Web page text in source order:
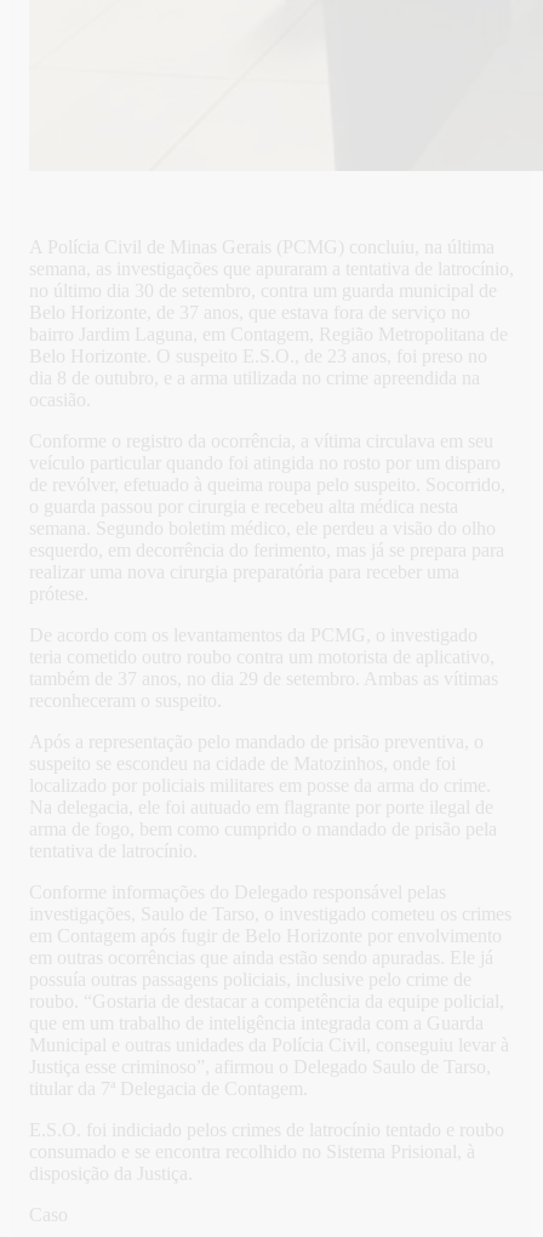
A Polícia Civil de Minas Gerais (PCMG) concluiu, na última
semana, as investigações que apuraram a tentativa de latrocínio,
no último dia 30 de setembro, contra um guarda municipal de
Belo Horizonte, de 37 anos, que estava fora de serviço no
bairro Jardim Laguna, em Contagem, Região Metropolitana de
Belo Horizonte. O suspeito E.S.O., de 23 anos, foi preso no
dia 8 de outubro, e a arma utilizada no crime apreendida na
ocasião.
Conforme o registro da ocorrência, a vítima circulava em seu
veículo particular quando foi atingida no rosto por um disparo
de revólver, efetuado à queima roupa pelo suspeito. Socorrido,
o guarda passou por cirurgia e recebeu alta médica nesta
semana. Segundo boletim médico, ele perdeu a visão do olho
esquerdo, em decorrência do ferimento, mas já se prepara para
realizar uma nova cirurgia preparatória para receber uma
prótese.
De acordo com os levantamentos da PCMG, o investigado
teria cometido outro roubo contra um motorista de aplicativo,
também de 37 anos, no dia 29 de setembro. Ambas as vítimas
reconheceram o suspeito.
Após a representação pelo mandado de prisão preventiva, o
suspeito se escondeu na cidade de Matozinhos, onde foi
localizado por policiais militares em posse da arma do crime.
Na delegacia, ele foi autuado em flagrante por porte ilegal de
arma de fogo, bem como cumprido o mandado de prisão pela
tentativa de latrocínio.
Conforme informações do Delegado responsável pelas
investigações, Saulo de Tarso, o investigado cometeu os crimes
em Contagem após fugir de Belo Horizonte por envolvimento
em outras ocorrências que ainda estão sendo apuradas. Ele já
possuía outras passagens policiais, inclusive pelo crime de
roubo. “Gostaria de destacar a competência da equipe policial,
que em um trabalho de inteligência integrada com a Guarda
Municipal e outras unidades da Polícia Civil, conseguiu levar à
Justiça esse criminoso”, afirmou o Delegado Saulo de Tarso,
titular da 7ª Delegacia de Contagem.
E.S.O. foi indiciado pelos crimes de latrocínio tentado e roubo
consumado e se encontra recolhido no Sistema Prisional, à
disposição da Justiça.
Caso